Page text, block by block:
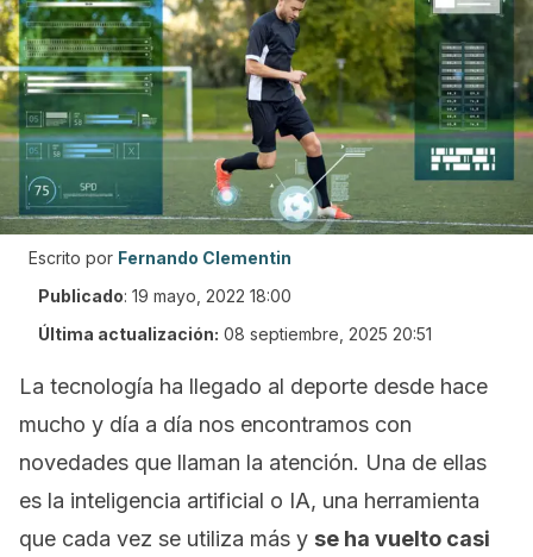
Escrito por Fernando Clementin
Publicado: 19 mayo, 2022 18:00
Última actualización: 08 septiembre, 2025 20:51
La tecnología ha llegado al deporte desde hace
mucho y día a día nos encontramos con
novedades que llaman la atención. Una de ellas
es la inteligencia artificial o IA, una herramienta
que cada vez se utiliza más y se ha vuelto casi